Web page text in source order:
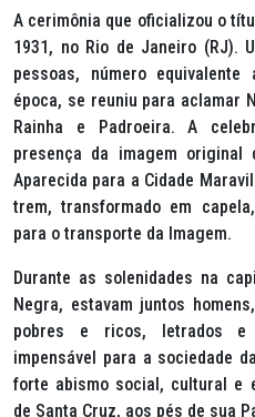
A cerimônia que oficializou o
1931, no Rio de Janeiro (RJ).
pessoas, número
época, se reuniu para aclamar
Rainha e Padroeira. A
presença da imagem original
Aparecida para a Cidade
trem, transformado em
para o transporte da Imagem.
Durante as solenidades na
Negra, estavam juntos
pobres e ricos, letrados e
impensável para a sociedade
forte abismo social, cultural e
de Santa Cruz, aos pés de sua